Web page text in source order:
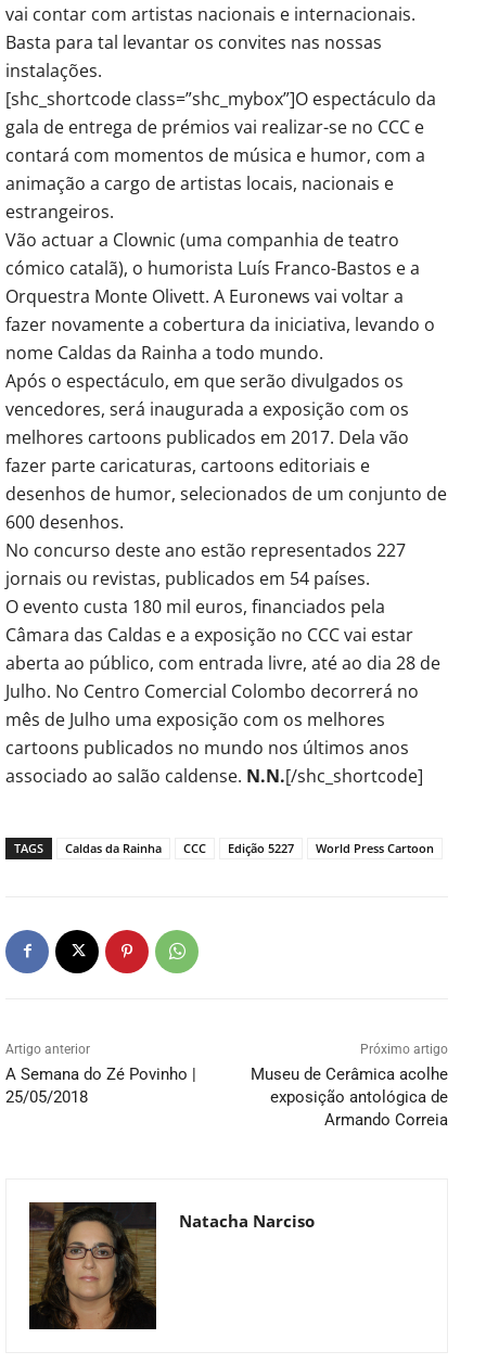
vai contar com artistas nacionais e internacionais.
Basta para tal levantar os convites nas nossas
instalações.
[shc_shortcode class=”shc_mybox”]O espectáculo da
gala de entrega de prémios vai realizar-se no CCC e
contará com momentos de música e humor, com a
animação a cargo de artistas locais, nacionais e
estrangeiros.
Vão actuar a Clownic (uma companhia de teatro
cómico catalã), o humorista Luís Franco-Bastos e a
Orquestra Monte Olivett. A Euronews vai voltar a
fazer novamente a cobertura da iniciativa, levando o
nome Caldas da Rainha a todo mundo.
Após o espectáculo, em que serão divulgados os
vencedores, será inaugurada a exposição com os
melhores cartoons publicados em 2017. Dela vão
fazer parte caricaturas, cartoons editoriais e
desenhos de humor, selecionados de um conjunto de
600 desenhos.
No concurso deste ano estão representados 227
jornais ou revistas, publicados em 54 países.
O evento custa 180 mil euros, financiados pela
Câmara das Caldas e a exposição no CCC vai estar
aberta ao público, com entrada livre, até ao dia 28 de
Julho. No Centro Comercial Colombo decorrerá no
mês de Julho uma exposição com os melhores
cartoons publicados no mundo nos últimos anos
associado ao salão caldense. N.N.[/shc_shortcode]
TAGS Caldas da Rainha CCC Edição 5227 World Press Cartoon
Artigo anterior
A Semana do Zé Povinho |
25/05/2018
Próximo artigo
Museu de Cerâmica acolhe
exposição antológica de
Armando Correia
Natacha Narciso